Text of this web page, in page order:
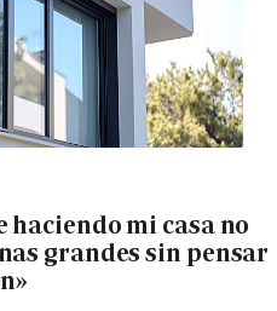
haciendo mi casa no
grandes sin pensar